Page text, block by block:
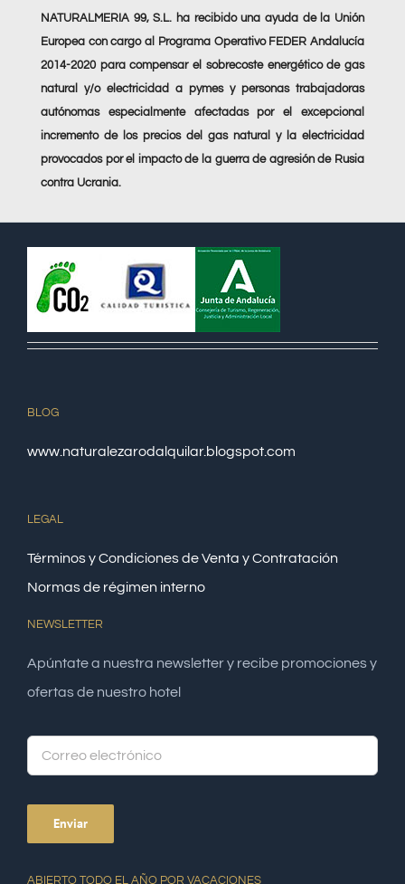
NATURALMERIA 99, S.L. ha recibido una ayuda de la Unión
Europea con cargo al Programa Operativo FEDER Andalucía
2014-2020 para compensar el sobrecoste energético de gas
natural y/o electricidad a pymes y personas trabajadoras
autónomas especialmente afectadas por el excepcional
incremento de los precios del gas natural y la electricidad
provocados por el impacto de la guerra de agresión de Rusia
contra Ucrania.
BLOG
www.naturalezarodalquilar.blogspot.com
LEGAL
Términos y Condiciones de Venta y Contratación
Normas de régimen interno
NEWSLETTER
Apúntate a nuestra newsletter y recibe promociones y
ofertas de nuestro hotel
ABIERTO TODO EL AÑO POR VACACIONES